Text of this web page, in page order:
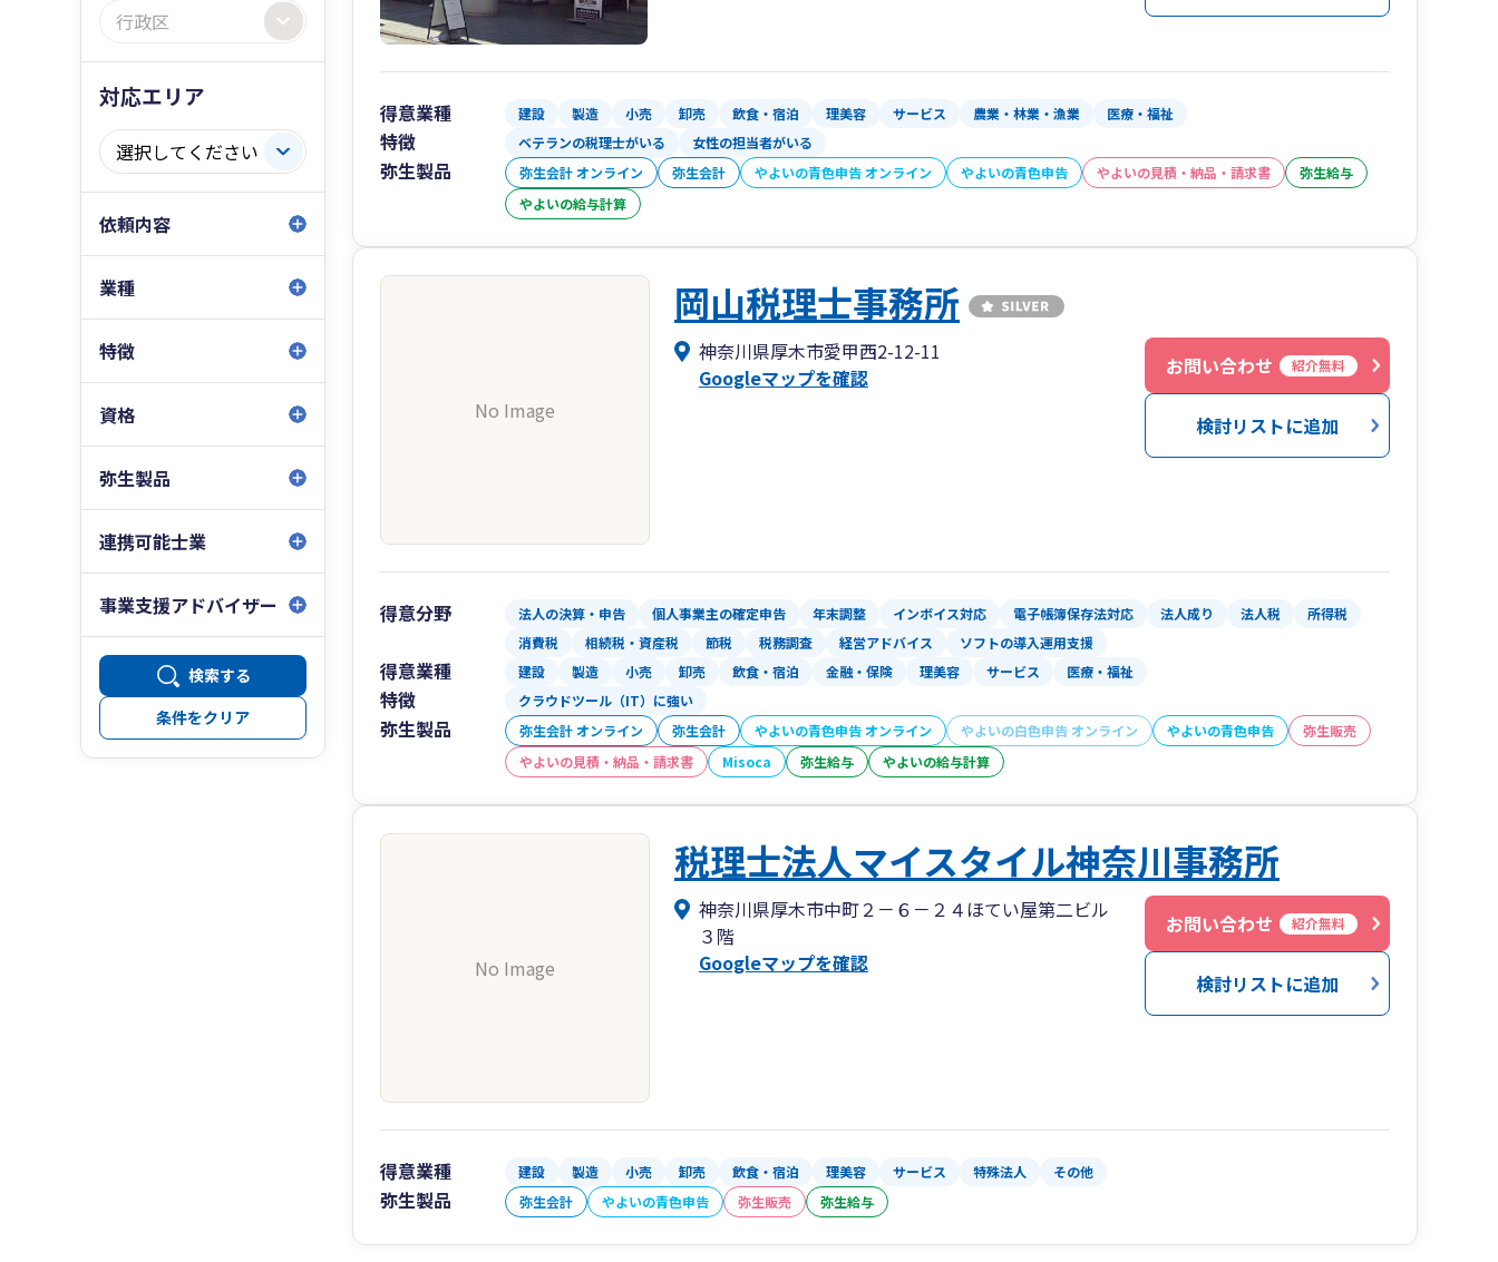
対応エリア
依頼内容
業種
特徴
資格
弥生製品
連携可能士業
事業支援アドバイザー
検索する
条件をクリア
得意業種 建設 製造 小売 卸売 飲食・宿泊 理美容 サービス 農業・林業・漁業 医療・福祉
特徴 ベテランの税理士がいる 女性の担当者がいる
弥生製品 弥生会計 オンライン 弥生会計 やよいの青色申告 オンライン やよいの青色申告 やよいの見積・納品・請求書
弥生給与
やよいの給与計算
No Image
岡山税理士事務所
神奈川県厚木市愛甲西2-12-11
Googleマップを確認
お問い合わせ 紹介無料
検討リストに追加
得意分野 法人の決算・申告 個人事業主の確定申告 年末調整 インボイス対応 電子帳簿保存法対応 法人成り 法人税
所得税
消費税
相続税・資産税 節税 税務調査 経営アドバイス ソフトの導入運用支援
得意業種 建設 製造 小売 卸売 飲食・宿泊 金融・保険 理美容 サービス 医療・福祉
特徴 クラウドツール（IT）に強い
弥生製品 弥生会計 オンライン 弥生会計 やよいの青色申告 オンライン やよいの白色申告 オンライン やよいの青色申告
弥生販売
やよいの見積・納品・請求書
Misoca 弥生給与 やよいの給与計算
No Image
税理士法人マイスタイル神奈川事務所
神奈川県厚木市中町２－６－２４ほてい屋第二ビル
３階
Googleマップを確認
お問い合わせ 紹介無料
検討リストに追加
得意業種 建設 製造 小売 卸売 飲食・宿泊 理美容 サービス 特殊法人 その他
弥生製品 弥生会計 やよいの青色申告 弥生販売 弥生給与